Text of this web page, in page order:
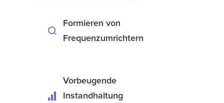
Formieren von
Frequenzumrichtern
Vorbeugende
Instandhaltung